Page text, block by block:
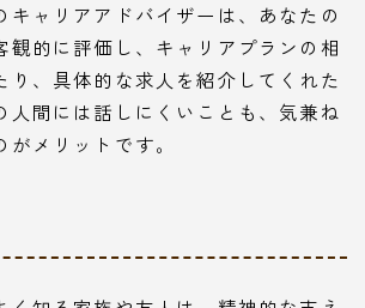
Follow Me
キャリアアドバイザーは、あなたの
観的に評価し、キャリアプランの相
り、具体的な求人を紹介してくれた
人間には話しにくいことも、気兼ね
メリットです。
ルートメント